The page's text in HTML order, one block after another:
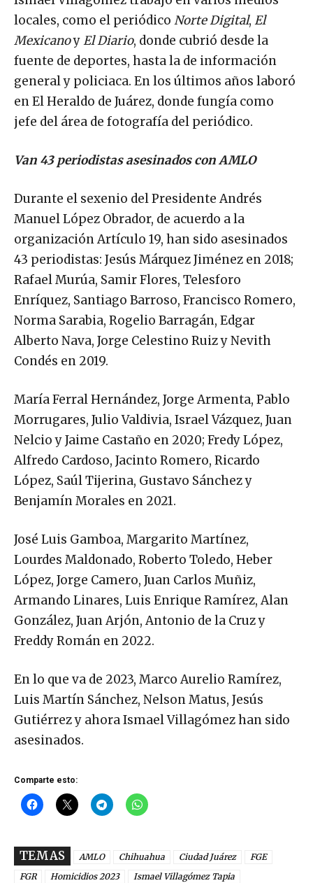
locales, como el periódico Norte Digital, El
MexicanoyEl Diario, donde cubrió desde la
fuente de deportes, hasta la de información
general y policiaca. En los últimos años laboró
en El Heraldo de Juárez, donde fungía como
jefe del área de fotografía del periódico.
Van 43 periodistas asesinados con AMLO
Durante el sexenio del Presidente Andrés
Manuel López Obrador, de acuerdo a la
organización Artículo 19, han sido asesinados
43 periodistas: Jesús Márquez Jiménez en 2018;
Rafael Murúa, Samir Flores, Telesforo
Enríquez, Santiago Barroso, Francisco Romero,
Norma Sarabia, Rogelio Barragán, Edgar
Alberto Nava, Jorge Celestino Ruiz y Nevith
Condés en 2019.
María Ferral Hernández, Jorge Armenta, Pablo
Morrugares, Julio Valdivia, Israel Vázquez, Juan
Nelcio y Jaime Castaño en 2020; Fredy López,
Alfredo Cardoso, Jacinto Romero, Ricardo
López, Saúl Tijerina, Gustavo Sánchez y
Benjamín Morales en 2021.
José Luis Gamboa, Margarito Martínez,
Lourdes Maldonado, Roberto Toledo, Heber
López, Jorge Camero, Juan Carlos Muñiz,
Armando Linares, Luis Enrique Ramírez, Alan
González, Juan Arjón, Antonio de la Cruz y
Freddy Román en 2022.
En lo que va de 2023, Marco Aurelio Ramírez,
Luis Martín Sánchez, Nelson Matus, Jesús
Gutiérrez y ahora Ismael Villagómez han sido
asesinados.
Comparte esto:
TEMAS AMLO Chihuahua Ciudad Juárez
FGE
FGR
Homicidios 2023
Ismael Villagómez Tapia